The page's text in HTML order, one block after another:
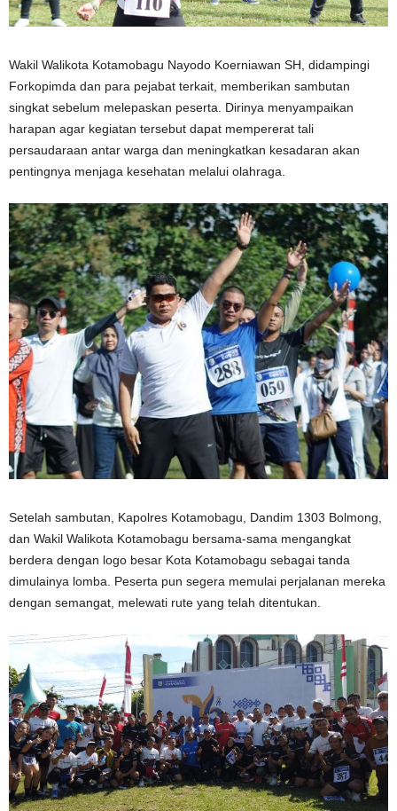
Wakil Walikota Kotamobagu Nayodo Koerniawan SH, didampingi
Forkopimda dan para pejabat terkait, memberikan sambutan
singkat sebelum melepaskan peserta. Dirinya menyampaikan
harapan agar kegiatan tersebut dapat mempererat tali
persaudaraan antar warga dan meningkatkan kesadaran akan
pentingnya menjaga kesehatan melalui olahraga.
Setelah sambutan, Kapolres Kotamobagu, Dandim 1303 Bolmong,
dan Wakil Walikota Kotamobagu bersama-sama mengangkat
berdera dengan logo besar Kota Kotamobagu sebagai tanda
dimulainya lomba. Peserta pun segera memulai perjalanan mereka
dengan semangat, melewati rute yang telah ditentukan.